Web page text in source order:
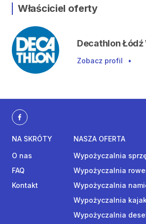
Właściciel oferty
Decathlon
Zobacz profil •
NA SKRÓTY
O nas
FAQ
Kontakt
NASZA OFERTA
Wypożyczalnia
Wypożyczalnia
Wypożyczalnia
Wypożyczalnia
Wypożyczalnia